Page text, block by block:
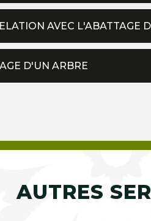
AVEC L'ABATTAGE
D'UN ARBRE
AUTRES